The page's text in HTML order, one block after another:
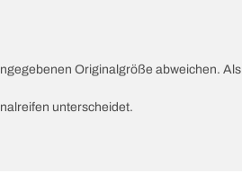
Originalgröße abweichen. Als
unterscheidet.